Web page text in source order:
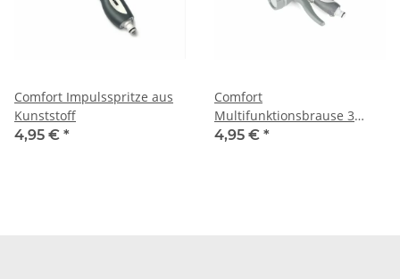
Comfort Impulsspritze aus
Kunststoff
4,95 € *
Comfort
Multifunktionsbrause 3
Wasserstrahlformen
4,95 € *